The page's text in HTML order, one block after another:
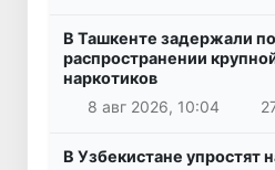
В Ташкенте задержали
распространении
наркотиков
8 авг 2026, 10:04
В Узбекистане упростят